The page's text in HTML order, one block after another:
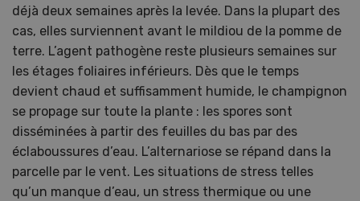
déjà deux semaines après la levée. Dans la plupart des
cas, elles surviennent avant le mildiou de la pomme de
terre. L’agent pathogène reste plusieurs semaines sur
les étages foliaires inférieurs. Dès que le temps
devient chaud et suffisamment humide, le champignon
se propage sur toute la plante : les spores sont
disséminées à partir des feuilles du bas par des
éclaboussures d’eau. L’alternariose se répand dans la
parcelle par le vent. Les situations de stress telles
qu’un manque d’eau, un stress thermique ou une